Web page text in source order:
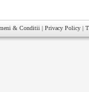
& Conditii | Privacy Policy |